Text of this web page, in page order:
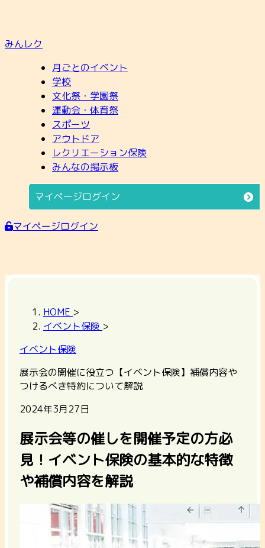
みんレク
月ごとのイベント
学校
文化祭・学園祭
運動会・体育祭
スポーツ
アウトドア
レクリエーション保険
みんなの掲示板
マイページログイン
マイページログイン
HOME >
イベント保険 >
イベント保険
展示会の開催に役立つ【イベント保険】補償内容や
つけるべき特約について解説
2024年3月27日
展示会等の催しを開催予定の方必
見！イベント保険の基本的な特徴
や補償内容を解説